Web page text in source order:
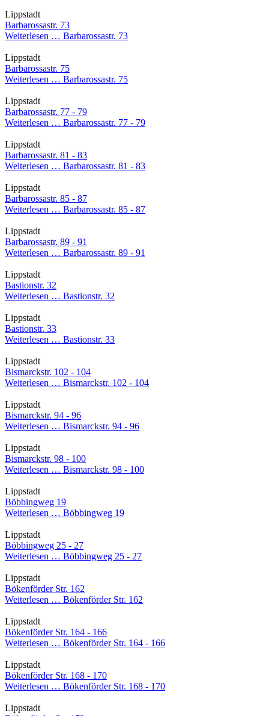
Lippstadt
Barbarossastr. 73
Weiterlesen … Barbarossastr. 73
Lippstadt
Barbarossastr. 75
Weiterlesen … Barbarossastr. 75
Lippstadt
Barbarossastr. 77 - 79
Weiterlesen … Barbarossastr. 77 - 79
Lippstadt
Barbarossastr. 81 - 83
Weiterlesen … Barbarossastr. 81 - 83
Lippstadt
Barbarossastr. 85 - 87
Weiterlesen … Barbarossastr. 85 - 87
Lippstadt
Barbarossastr. 89 - 91
Weiterlesen … Barbarossastr. 89 - 91
Lippstadt
Bastionstr. 32
Weiterlesen … Bastionstr. 32
Lippstadt
Bastionstr. 33
Weiterlesen … Bastionstr. 33
Lippstadt
Bismarckstr. 102 - 104
Weiterlesen … Bismarckstr. 102 - 104
Lippstadt
Bismarckstr. 94 - 96
Weiterlesen … Bismarckstr. 94 - 96
Lippstadt
Bismarckstr. 98 - 100
Weiterlesen … Bismarckstr. 98 - 100
Lippstadt
Böbbingweg 19
Weiterlesen … Böbbingweg 19
Lippstadt
Böbbingweg 25 - 27
Weiterlesen … Böbbingweg 25 - 27
Lippstadt
Bökenförder Str. 162
Weiterlesen … Bökenförder Str. 162
Lippstadt
Bökenförder Str. 164 - 166
Weiterlesen … Bökenförder Str. 164 - 166
Lippstadt
Bökenförder Str. 168 - 170
Weiterlesen … Bökenförder Str. 168 - 170
Lippstadt